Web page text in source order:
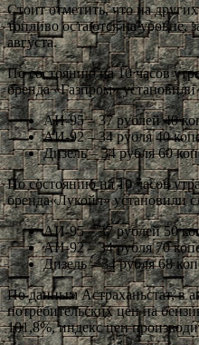
Стоит отметить, что на
топливо остаются на уровне,
августа.
По состоянию на 10 часов
бренда «Газпром»
АИ-95 – 37 рублей 40
АИ-92 – 34 рубля 40
Дизель – 34 рубля 60
По состоянию на 10 часов
бренда«Лукойл» установили
АИ-95 – 37 рублей 50
АИ-92 – 34 рубля 70
Дизель – 34 рубля 68
По данным Астраханьстат, в
потребительских цен на
101,8%, индекс цен